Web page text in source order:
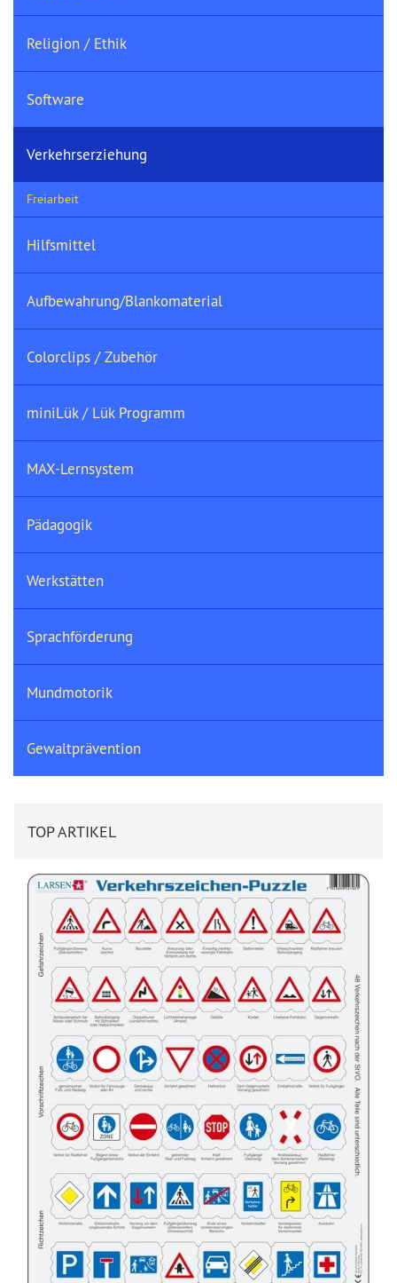
Religion / Ethik
Software
Verkehrserziehung
Freiarbeit
Hilfsmittel
Aufbewahrung/Blankomaterial
Colorclips / Zubehör
miniLük / Lük Programm
MAX-Lernsystem
Pädagogik
Werkstätten
Sprachförderung
Mundmotorik
Gewaltprävention
TOP ARTIKEL